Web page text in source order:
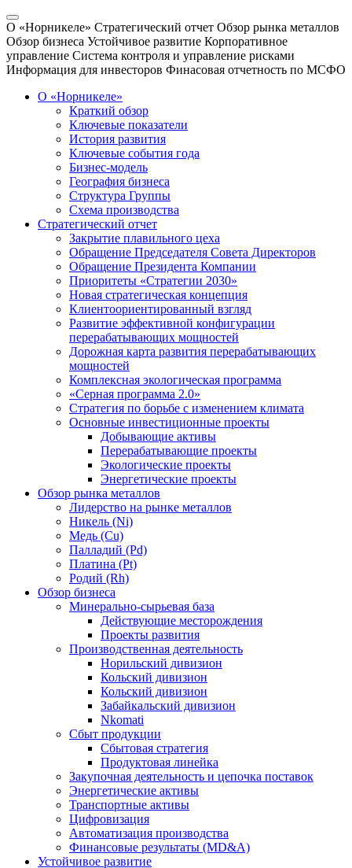
О «Норникеле» Стратегический отчет Обзор рынка металлов
Обзор бизнеса Устойчивое развитие Корпоративное
управление Система контроля и управление рисками
Информация для инвесторов Финасовая отчетность по МСФО
О «Норникеле»
Краткий обзор
Ключевые показатели
История развития
Ключевые события года
Бизнес-модель
География бизнеса
Структура Группы
Схема производства
Стратегический отчет
Закрытие плавильного цеха
Обращение Председателя Совета Директоров
Обращение Президента Компании
Приоритеты «Стратегии 2030»
Новая стратегическая концепция
Клиентоориентированный взгляд
Развитие эффективной конфигурации
перерабатывающих мощностей
Дорожная карта развития перерабатывающих
мощностей
Комплексная экологическая программа
«Серная программа 2.0»
Стратегия по борьбе с изменением климата
Основные инвестиционные проекты
Добывающие активы
Перерабатывающие проекты
Экологические проекты
Энергетические проекты
Обзор рынка металлов
Лидерство на рынке металлов
Никель (Ni)
Медь (Cu)
Палладий (Pd)
Платина (Pt)
Родий (Rh)
Обзор бизнеса
Минерально-сырьевая база
Действующие месторождения
Проекты развития
Производственная деятельность
Норильский дивизион
Кольский дивизион
Кольский дивизион
Забайкальский дивизион
Nkomati
Сбыт продукции
Сбытовая стратегия
Продуктовая линейка
Закупочная деятельность и цепочка поставок
Энергетические активы
Транспортные активы
Цифровизация
Автоматизация производства
Финансовые результаты (MD&A)
Устойчивое развитие